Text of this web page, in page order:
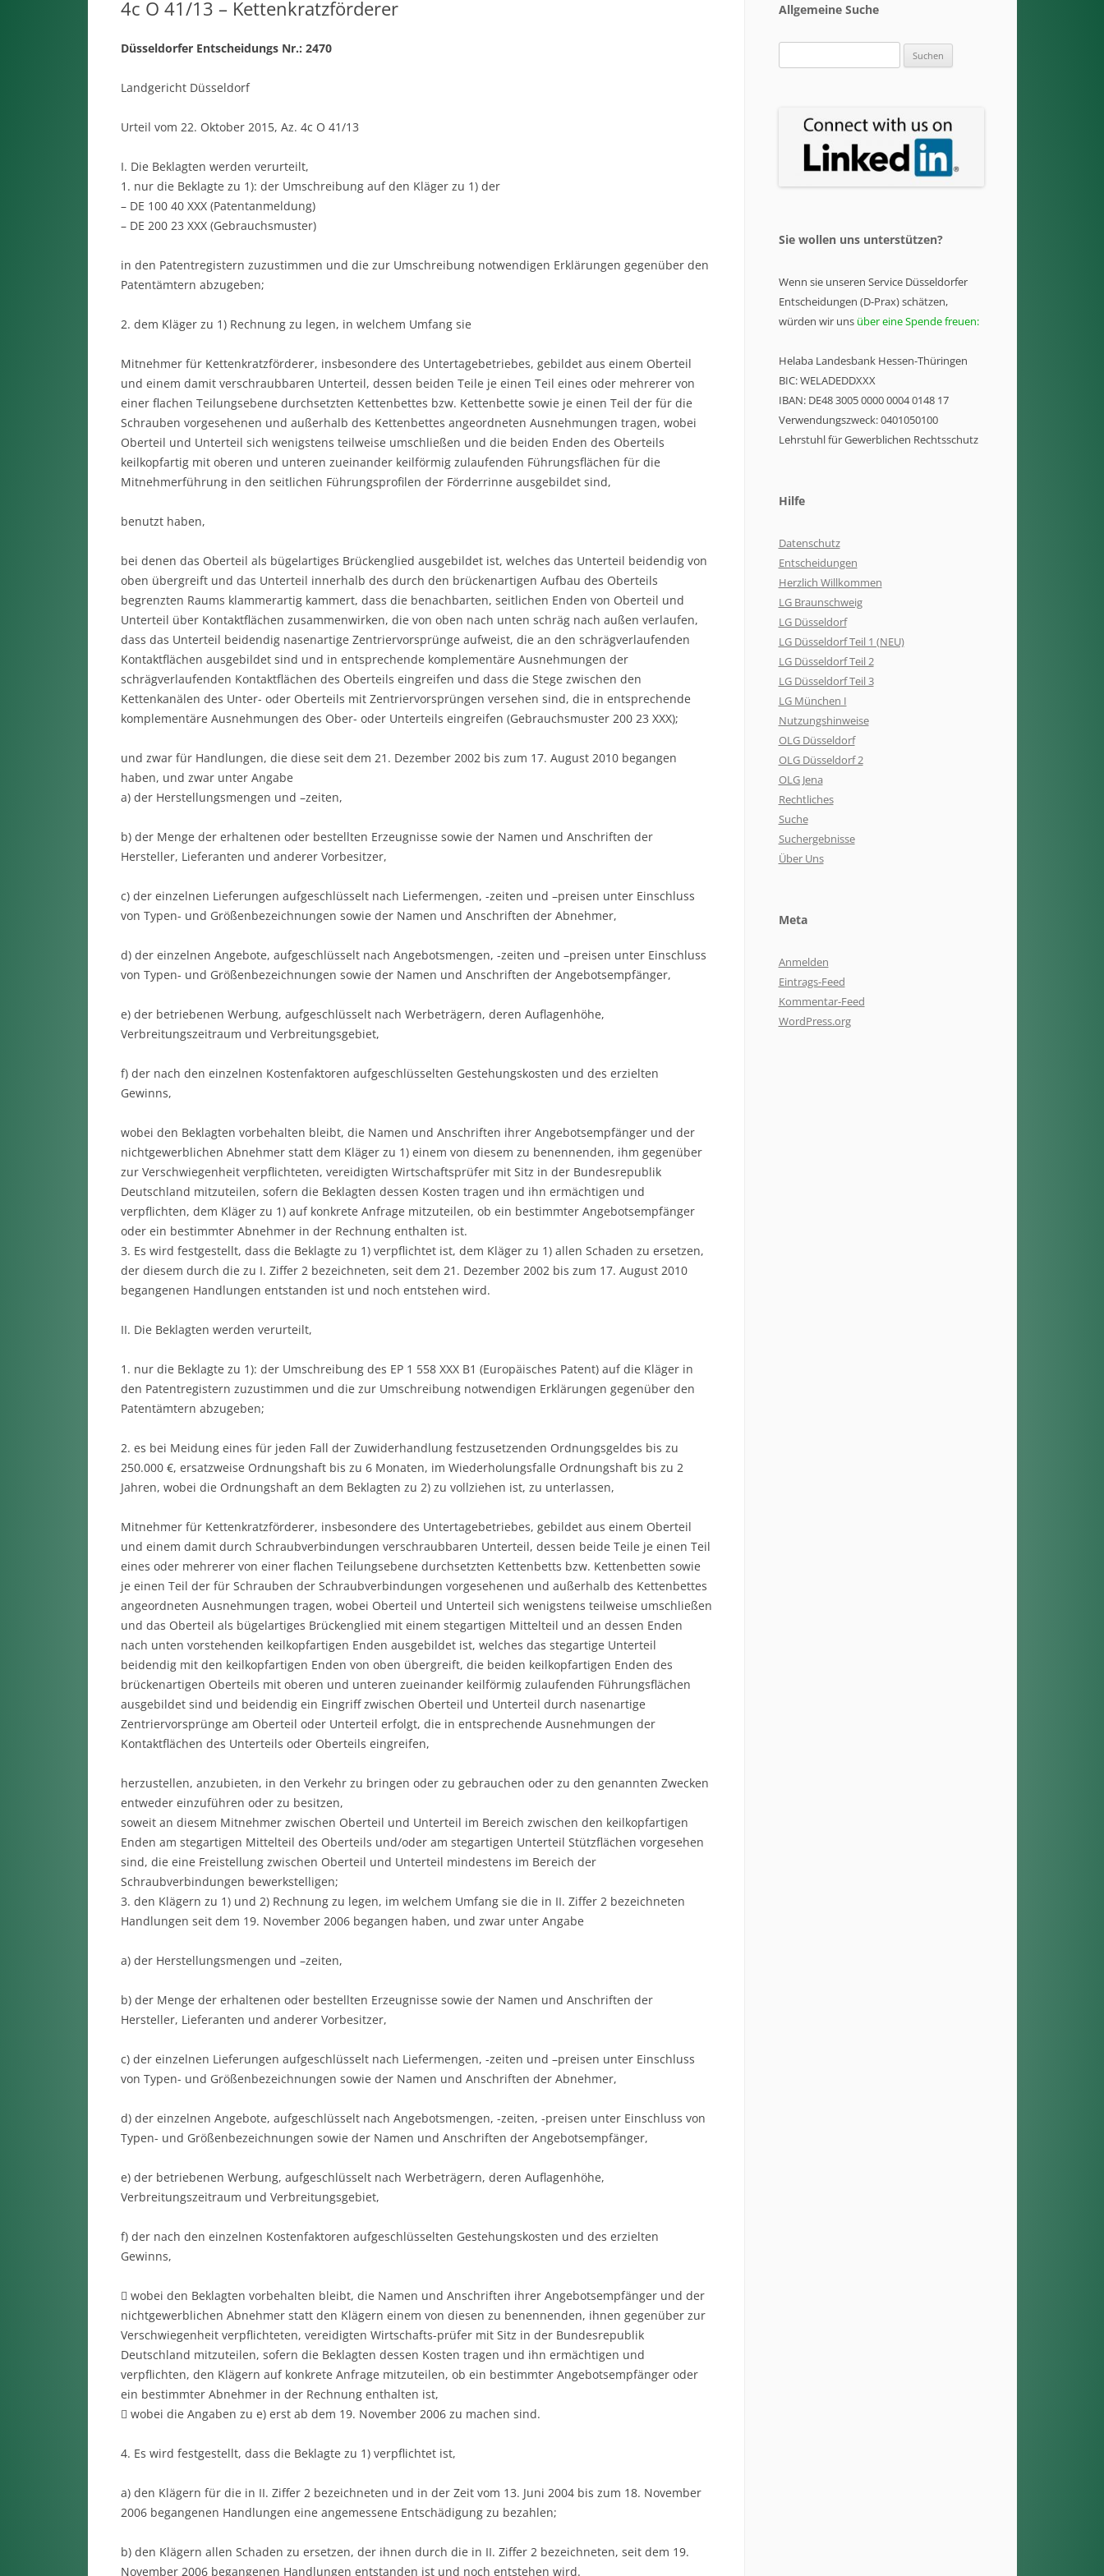
4c O 41/13 – Kettenkratzförderer
Düsseldorfer Entscheidungs Nr.: 2470
Landgericht Düsseldorf
Urteil vom 22. Oktober 2015, Az. 4c O 41/13
I. Die Beklagten werden verurteilt,
1. nur die Beklagte zu 1): der Umschreibung auf den Kläger zu 1) der
– DE 100 40 XXX (Patentanmeldung)
– DE 200 23 XXX (Gebrauchsmuster)
in den Patentregistern zuzustimmen und die zur Umschreibung notwendigen Erklärungen gegenüber den
Patentämtern abzugeben;
2. dem Kläger zu 1) Rechnung zu legen, in welchem Umfang sie
Mitnehmer für Kettenkratzförderer, insbesondere des Untertagebetriebes, gebildet aus einem Oberteil
und einem damit verschraubbaren Unterteil, dessen beiden Teile je einen Teil eines oder mehrerer von
einer flachen Teilungsebene durchsetzten Kettenbettes bzw. Kettenbette sowie je einen Teil der für die
Schrauben vorgesehenen und außerhalb des Kettenbettes angeordneten Ausnehmungen tragen, wobei
Oberteil und Unterteil sich wenigstens teilweise umschließen und die beiden Enden des Oberteils
keilkopfartig mit oberen und unteren zueinander keilförmig zulaufenden Führungsflächen für die
Mitnehmerführung in den seitlichen Führungsprofilen der Förderrinne ausgebildet sind,
benutzt haben,
bei denen das Oberteil als bügelartiges Brückenglied ausgebildet ist, welches das Unterteil beidendig von
oben übergreift und das Unterteil innerhalb des durch den brückenartigen Aufbau des Oberteils
begrenzten Raums klammerartig kammert, dass die benachbarten, seitlichen Enden von Oberteil und
Unterteil über Kontaktflächen zusammenwirken, die von oben nach unten schräg nach außen verlaufen,
dass das Unterteil beidendig nasenartige Zentriervorsprünge aufweist, die an den schrägverlaufenden
Kontaktflächen ausgebildet sind und in entsprechende komplementäre Ausnehmungen der
schrägverlaufenden Kontaktflächen des Oberteils eingreifen und dass die Stege zwischen den
Kettenkanälen des Unter- oder Oberteils mit Zentriervorsprüngen versehen sind, die in entsprechende
komplementäre Ausnehmungen des Ober- oder Unterteils eingreifen (Gebrauchsmuster 200 23 XXX);
und zwar für Handlungen, die diese seit dem 21. Dezember 2002 bis zum 17. August 2010 begangen
haben, und zwar unter Angabe
a) der Herstellungsmengen und –zeiten,
b) der Menge der erhaltenen oder bestellten Erzeugnisse sowie der Namen und Anschriften der
Hersteller, Lieferanten und anderer Vorbesitzer,
c) der einzelnen Lieferungen aufgeschlüsselt nach Liefermengen, -zeiten und –preisen unter Einschluss
von Typen- und Größenbezeichnungen sowie der Namen und Anschriften der Abnehmer,
d) der einzelnen Angebote, aufgeschlüsselt nach Angebotsmengen, -zeiten und –preisen unter Einschluss
von Typen- und Größenbezeichnungen sowie der Namen und Anschriften der Angebotsempfänger,
e) der betriebenen Werbung, aufgeschlüsselt nach Werbeträgern, deren Auflagenhöhe,
Verbreitungszeitraum und Verbreitungsgebiet,
f) der nach den einzelnen Kostenfaktoren aufgeschlüsselten Gestehungskosten und des erzielten
Gewinns,
wobei den Beklagten vorbehalten bleibt, die Namen und Anschriften ihrer Angebotsempfänger und der
nichtgewerblichen Abnehmer statt dem Kläger zu 1) einem von diesem zu benennenden, ihm gegenüber
zur Verschwiegenheit verpflichteten, vereidigten Wirtschaftsprüfer mit Sitz in der Bundesrepublik
Deutschland mitzuteilen, sofern die Beklagten dessen Kosten tragen und ihn ermächtigen und
verpflichten, dem Kläger zu 1) auf konkrete Anfrage mitzuteilen, ob ein bestimmter Angebotsempfänger
oder ein bestimmter Abnehmer in der Rechnung enthalten ist.
3. Es wird festgestellt, dass die Beklagte zu 1) verpflichtet ist, dem Kläger zu 1) allen Schaden zu ersetzen,
der diesem durch die zu I. Ziffer 2 bezeichneten, seit dem 21. Dezember 2002 bis zum 17. August 2010
begangenen Handlungen entstanden ist und noch entstehen wird.
II. Die Beklagten werden verurteilt,
1. nur die Beklagte zu 1): der Umschreibung des EP 1 558 XXX B1 (Europäisches Patent) auf die Kläger in
den Patentregistern zuzustimmen und die zur Umschreibung notwendigen Erklärungen gegenüber den
Patentämtern abzugeben;
2. es bei Meidung eines für jeden Fall der Zuwiderhandlung festzusetzenden Ordnungsgeldes bis zu
250.000 €, ersatzweise Ordnungshaft bis zu 6 Monaten, im Wiederholungsfalle Ordnungshaft bis zu 2
Jahren, wobei die Ordnungshaft an dem Beklagten zu 2) zu vollziehen ist, zu unterlassen,
Mitnehmer für Kettenkratzförderer, insbesondere des Untertagebetriebes, gebildet aus einem Oberteil
und einem damit durch Schraubverbindungen verschraubbaren Unterteil, dessen beide Teile je einen Teil
eines oder mehrerer von einer flachen Teilungsebene durchsetzten Kettenbetts bzw. Kettenbetten sowie
je einen Teil der für Schrauben der Schraubverbindungen vorgesehenen und außerhalb des Kettenbettes
angeordneten Ausnehmungen tragen, wobei Oberteil und Unterteil sich wenigstens teilweise umschließen
und das Oberteil als bügelartiges Brückenglied mit einem stegartigen Mittelteil und an dessen Enden
nach unten vorstehenden keilkopfartigen Enden ausgebildet ist, welches das stegartige Unterteil
beidendig mit den keilkopfartigen Enden von oben übergreift, die beiden keilkopfartigen Enden des
brückenartigen Oberteils mit oberen und unteren zueinander keilförmig zulaufenden Führungsflächen
ausgebildet sind und beidendig ein Eingriff zwischen Oberteil und Unterteil durch nasenartige
Zentriervorsprünge am Oberteil oder Unterteil erfolgt, die in entsprechende Ausnehmungen der
Kontaktflächen des Unterteils oder Oberteils eingreifen,
herzustellen, anzubieten, in den Verkehr zu bringen oder zu gebrauchen oder zu den genannten Zwecken
entweder einzuführen oder zu besitzen,
soweit an diesem Mitnehmer zwischen Oberteil und Unterteil im Bereich zwischen den keilkopfartigen
Enden am stegartigen Mittelteil des Oberteils und/oder am stegartigen Unterteil Stützflächen vorgesehen
sind, die eine Freistellung zwischen Oberteil und Unterteil mindestens im Bereich der
Schraubverbindungen bewerkstelligen;
3. den Klägern zu 1) und 2) Rechnung zu legen, im welchem Umfang sie die in II. Ziffer 2 bezeichneten
Handlungen seit dem 19. November 2006 begangen haben, und zwar unter Angabe
a) der Herstellungsmengen und –zeiten,
b) der Menge der erhaltenen oder bestellten Erzeugnisse sowie der Namen und Anschriften der
Hersteller, Lieferanten und anderer Vorbesitzer,
c) der einzelnen Lieferungen aufgeschlüsselt nach Liefermengen, -zeiten und –preisen unter Einschluss
von Typen- und Größenbezeichnungen sowie der Namen und Anschriften der Abnehmer,
d) der einzelnen Angebote, aufgeschlüsselt nach Angebotsmengen, -zeiten, -preisen unter Einschluss von
Typen- und Größenbezeichnungen sowie der Namen und Anschriften der Angebotsempfänger,
e) der betriebenen Werbung, aufgeschlüsselt nach Werbeträgern, deren Auflagenhöhe,
Verbreitungszeitraum und Verbreitungsgebiet,
f) der nach den einzelnen Kostenfaktoren aufgeschlüsselten Gestehungskosten und des erzielten
Gewinns,
 wobei den Beklagten vorbehalten bleibt, die Namen und Anschriften ihrer Angebotsempfänger und der
nichtgewerblichen Abnehmer statt den Klägern einem von diesen zu benennenden, ihnen gegenüber zur
Verschwiegenheit verpflichteten, vereidigten Wirtschafts-prüfer mit Sitz in der Bundesrepublik
Deutschland mitzuteilen, sofern die Beklagten dessen Kosten tragen und ihn ermächtigen und
verpflichten, den Klägern auf konkrete Anfrage mitzuteilen, ob ein bestimmter Angebotsempfänger oder
ein bestimmter Abnehmer in der Rechnung enthalten ist,
 wobei die Angaben zu e) erst ab dem 19. November 2006 zu machen sind.
4. Es wird festgestellt, dass die Beklagte zu 1) verpflichtet ist,
a) den Klägern für die in II. Ziffer 2 bezeichneten und in der Zeit vom 13. Juni 2004 bis zum 18. November
2006 begangenen Handlungen eine angemessene Entschädigung zu bezahlen;
b) den Klägern allen Schaden zu ersetzen, der ihnen durch die in II. Ziffer 2 bezeichneten, seit dem 19.
November 2006 begangenen Handlungen entstanden ist und noch entstehen wird.
Allgemeine Suche
nach:
Sie wollen uns unterstützen?
Wenn sie unseren Service Düsseldorfer
Entscheidungen (D-Prax) schätzen,
würden wir uns über eine Spende freuen:
Helaba Landesbank Hessen-Thüringen
BIC: WELADEDDXXX
IBAN: DE48 3005 0000 0004 0148 17
Verwendungszweck: 0401050100
Lehrstuhl für Gewerblichen Rechtsschutz
Hilfe
Datenschutz
Entscheidungen
Herzlich Willkommen
LG Braunschweig
LG Düsseldorf
LG Düsseldorf Teil 1 (NEU)
LG Düsseldorf Teil 2
LG Düsseldorf Teil 3
LG München I
Nutzungshinweise
OLG Düsseldorf
OLG Düsseldorf 2
OLG Jena
Rechtliches
Suche
Suchergebnisse
Über Uns
Meta
Anmelden
Eintrags-Feed
Kommentar-Feed
WordPress.org